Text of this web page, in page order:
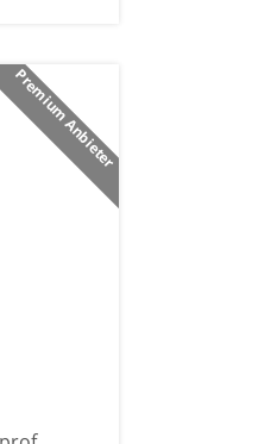
Premium Anbieter